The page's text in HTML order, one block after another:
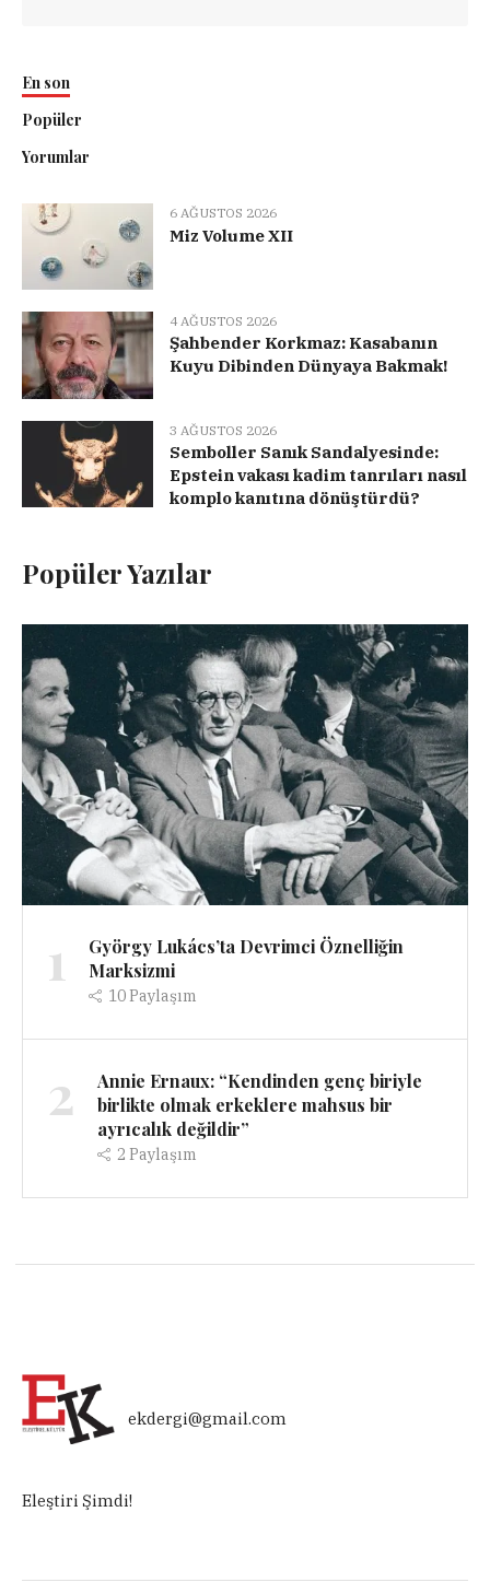
En son
Popüler
Yorumlar
6 AĞUSTOS 2026
Miz Volume XII
4 AĞUSTOS 2026
Şahbender Korkmaz: Kasabanın
Kuyu Dibinden Dünyaya Bakmak!
3 AĞUSTOS 2026
Semboller Sanık Sandalyesinde:
Epstein vakası kadim tanrıları nasıl
komplo kanıtına dönüştürdü?
Popüler Yazılar
1
György Lukács’ta Devrimci Öznelliğin
Marksizmi
10Paylaşım
2
Annie Ernaux: “Kendinden genç biriyle
birlikte olmak erkeklere mahsus bir
ayrıcalık değildir”
2 Paylaşım
ekdergi@gmail.com
Eleştiri Şimdi!